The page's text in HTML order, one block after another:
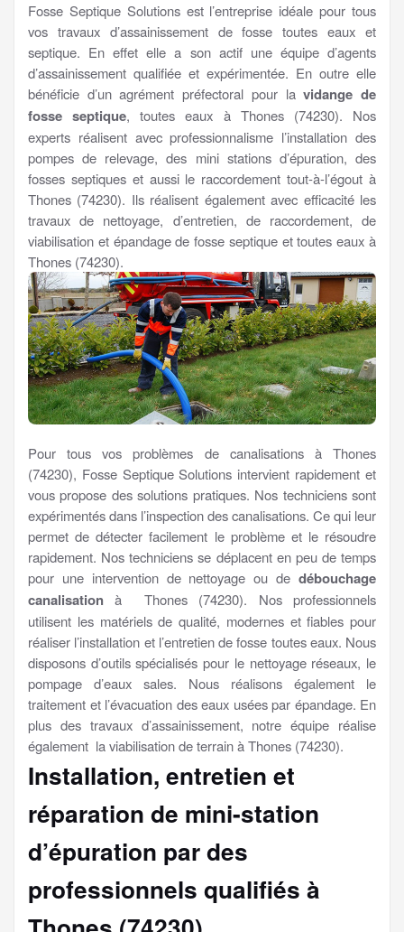
Fosse Septique Solutions est l’entreprise idéale pour tous
vos travaux d’assainissement de fosse toutes eaux et
septique. En effet elle a son actif une équipe d’agents
d’assainissement qualifiée et expérimentée. En outre elle
bénéficie d’un agrément préfectoral pour lavidange de
fosse septique, toutes eaux à Thones (74230). Nos
experts réalisent avec professionnalisme l’installation des
pompes de relevage, des mini stations d’épuration, des
fosses septiques et aussi le raccordement tout-à-l’égout à
Thones (74230). Ils réalisent également avec efficacité les
travaux de nettoyage, d’entretien, de raccordement, de
viabilisation et épandage de fosse septique et toutes eaux à
Thones (74230).
Pour tous vos problèmes de canalisations à Thones
(74230), Fosse Septique Solutions intervient rapidement et
vous propose des solutions pratiques. Nos techniciens sont
expérimentés dans l’inspection des canalisations. Ce qui leur
permet de détecter facilement le problème et le résoudre
rapidement. Nos techniciens se déplacent en peu de temps
pour une intervention de nettoyage ou de débouchage
canalisation à Thones (74230). Nos professionnels
utilisent les matériels de qualité, modernes et fiables pour
réaliser l’installation et l’entretien de fosse toutes eaux. Nous
disposons d’outils spécialisés pour le nettoyage réseaux, le
pompage d’eaux sales. Nous réalisons également le
traitement et l’évacuation des eaux usées par épandage. En
plus des travaux d’assainissement, notre équipe réalise
également la viabilisation de terrain à Thones (74230).
Installation, entretien et
réparation de mini-station
d’épuration par des
professionnels qualifiés à